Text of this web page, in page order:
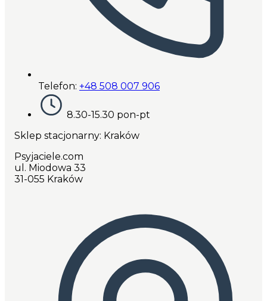
Telefon: +48 508 007 906
8.30-15.30 pon-pt
Sklep stacjonarny: Kraków
Psyjaciele.com
ul. Miodowa 33
31-055 Kraków